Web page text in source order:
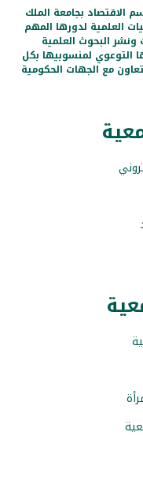
الاقتصاد بجامعة الملك
العلمية لدورها المهم
البحوث العلمية
التوعوي لمنسوبيها بكل
مع الجهات الحكومية